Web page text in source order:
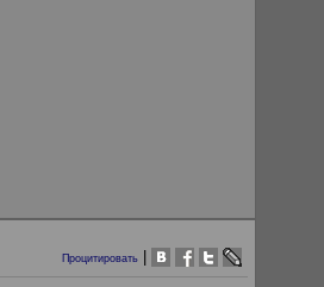
Процитировать